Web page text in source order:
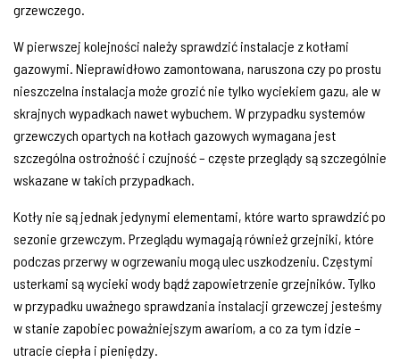
grzewczego.
W pierwszej kolejności należy sprawdzić instalacje z kotłami
gazowymi. Nieprawidłowo zamontowana, naruszona czy po prostu
nieszczelna instalacja może grozić nie tylko wyciekiem gazu, ale w
skrajnych wypadkach nawet wybuchem. W przypadku systemów
grzewczych opartych na kotłach gazowych wymagana jest
szczególna ostrożność i czujność – częste przeglądy są szczególnie
wskazane w takich przypadkach.
Kotły nie są jednak jedynymi elementami, które warto sprawdzić po
sezonie grzewczym. Przeglądu wymagają również grzejniki, które
podczas przerwy w ogrzewaniu mogą ulec uszkodzeniu. Częstymi
usterkami są wycieki wody bądź zapowietrzenie grzejników. Tylko
w przypadku uważnego sprawdzania instalacji grzewczej jesteśmy
w stanie zapobiec poważniejszym awariom, a co za tym idzie –
utracie ciepła i pieniędzy.